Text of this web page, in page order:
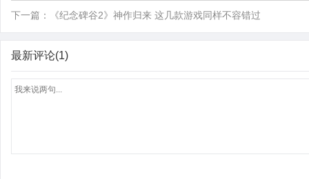
下一篇： 《纪念碑谷2》神作归来 这几款游戏同样不容错过
最新评论(1)